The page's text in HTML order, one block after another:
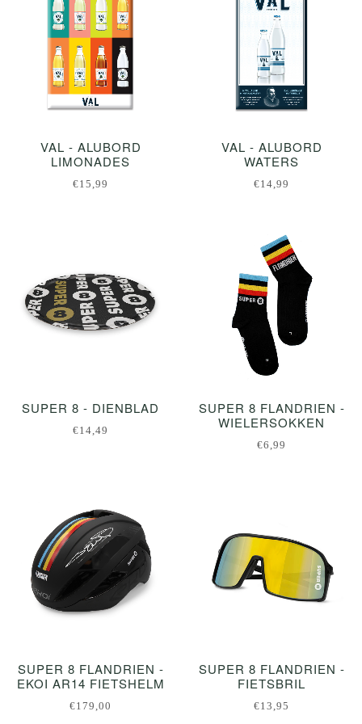
VAL - ALUBORD
LIMONADES
€15,99
VAL - ALUBORD
WATERS
€14,99
SUPER 8 - DIENBLAD
€14,49
SUPER 8 FLANDRIEN -
WIELERSOKKEN
€6,99
SUPER 8 FLANDRIEN -
EKOI AR14 FIETSHELM
€179,00
SUPER 8 FLANDRIEN -
FIETSBRIL
€13,95